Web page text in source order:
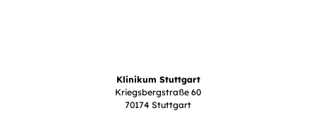
Klinikum Stuttgart
Kriegsbergstraße 60
70174 Stuttgart